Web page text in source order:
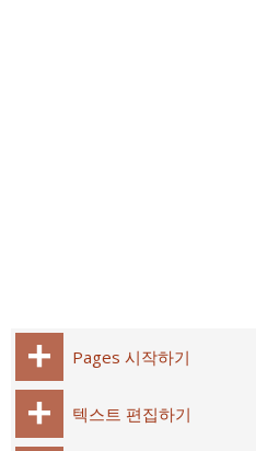
Pages 시작하기
텍스트 편집하기